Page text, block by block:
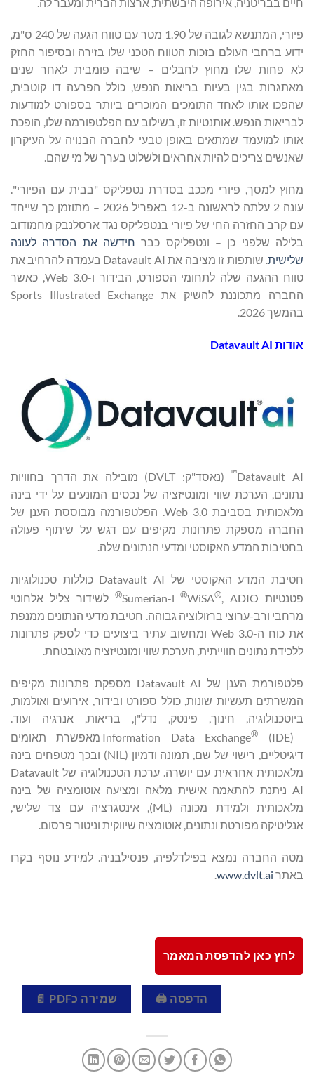
פיורי, המתנשא לגובה של 1.90 מטר עם טווח הגעה של 240 ס"מ,
ידוע ברחבי העולם בזכות הטווח הטכני שלו בזירה ובסיפור החזק
לא פחות שלו מחוץ לחבלים – שיבה פומבית לאחר שנים
מאתגרות בגין בעיות בריאות הנפש, כולל הפרעה דו קוטבית,
שהפכו אותו לאחד התומכים המוכרים ביותר בספורט למודעות
לבריאות הנפש. אותנטיות זו, בשילוב עם הפלטפורמה שלו, הופכת
אותו למועמד שמתאים באופן טבעי לחברה הבנויה על העיקרון
שאנשים צריכים להיות אחראים ולשלוט בערך של מי שהם.
מחוץ למסך, פיורי מככב בסדרת נטפליקס "בבית עם הפיורי".
עונה 2 עלתה לראשונה ב-12 באפריל 2026 – מתוזמן כך שייחד
עם קרב החזרה החי של פיורי בנטפליקס נגד ארסלנבק מחמודוב
בלילה שלפני כן – ונטפליקס כבר חידשה את הסדרה לעונה
שלישית
. שותפות זו מציבה את Datavault AI בעמדה להרחיב את
טווח ההגעה שלה לתחומי הספורט, הבידור ו-Web 3.0, כאשר
החברה מתכוננת להשיק את Sports Illustrated Exchange
בהמשך 2026.
אודות Datavault AI
Datavault AI
™
(נאסד"ק: DVLT) מובילה את הדרך בחוויות
נתונים, הערכת שווי ומונטיזציה של נכסים המונעים על ידי בינה
מלאכותית בסביבת Web 3.0. הפלטפורמה מבוססת הענן של
החברה מספקת פתרונות מקיפים עם דגש על שיתוף פעולה
בחטיבות המדע האקוסטי ומדעי הנתונים שלה.
חטיבת המדע האקוסטי של Datavault AI כוללות טכנולוגיות
פטנטיות WiSA
®, ADIO
®ו-Sumerian ® לשידור צליל אלחוטי
מרחבי ורב-ערוצי ברזולוציה גבוהה. חטיבת מדעי הנתונים ממנפת
את כוח ה-Web 3.0 ומחשוב עתיר ביצועים כדי לספק פתרונות
ללכידת נתונים חווייתית, הערכת שווי ומונטיזציה מאובטחת.
פלטפורמת הענן של Datavault AI מספקת פתרונות מקיפים
המשרתים תעשיות שונות, כולל ספורט ובידור, אירועים ואולמות,
ביוטכנולוגיה, חינוך, פינטק, נדל"ן, בריאות, אנרגיה ועוד.
®
(IDE) מאפשרת תאומים
דיגיטליים, רישוי של שם, תמונה ודמיון (NIL) ובכך מטפחים בינה
מלאכותית אחראית עם יושרה. ערכת הטכנולוגיה של Datavault
AI ניתנת להתאמה אישית מלאה ומציעה אוטומציה של בינה
מלאכותית ולמידת מכונה (ML), אינטגרציה עם צד שלישי,
אנליטיקה מפורטת ונתונים, אוטומציה שיווקית וניטור פרסום.
מטה החברה נמצא בפילדלפיה, פנסילבניה. למידע נוסף בקרו
באתר www.dvlt.ai
.
לחץ כאן להדפסת המאמר
הדפסה 🖨 שמירה כPDF 📄